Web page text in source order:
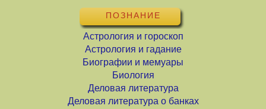
ПОЗНАНИЕ
Астрология и гороскоп
Астрология и гадание
Биографии и мемуары
Биология
Деловая литература
Деловая литература о банках